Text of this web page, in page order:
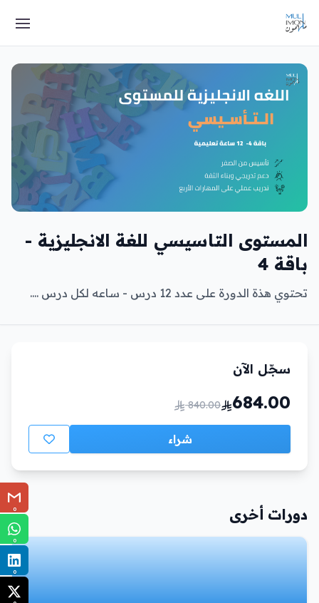
المستوى التاسيسي للغة الانجليزية -
باقة 4
تحتوي هذة الدورة على عدد 12 درس - ساعه لكل درس ....
سجّل الآن
684.00
840.00
شراء
دورات أخرى 0
0
0